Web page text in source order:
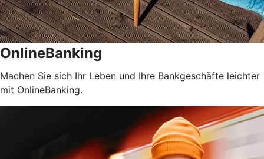
OnlineBanking
Machen Sie sich Ihr Leben und Ihre Bankgeschäfte leichter
mit OnlineBanking.